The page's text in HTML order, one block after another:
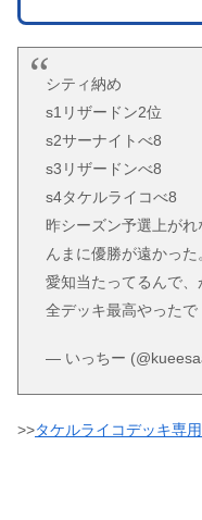
シティ納め
s1リザードン2位
s2サーナイトべ8
s3リザードンべ8
s4タケルライコべ8
昨シーズン予選上が
んまに優勝が遠かった
愛知当たってるんで、
全デッキ最高やったで
— いっちー
>>タケルライコデッキ専